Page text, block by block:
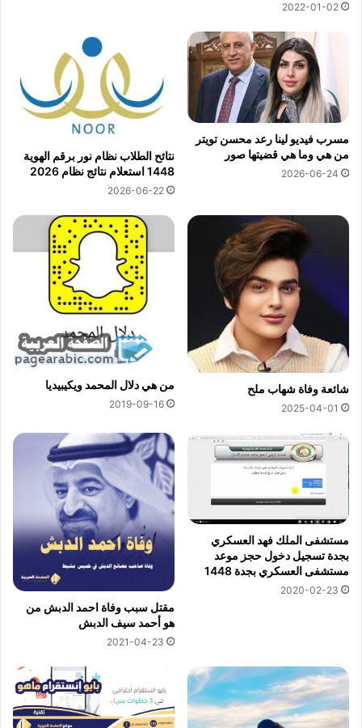
2022-01-02
مسرب فيديو لينا رعد محسن تويتر
من هي وما هي قضيتها صور
2026-06-24
نتائح الطلاب نظام نور برقم الهوية
1448 استعلام نتائج نظام 2026
2026-06-22
شائعة وفاة شهاب ملح
2025-04-01
من هي دلال المحمد ويكيبيديا
2019-09-16
مستشفى الملك فهد العسكري
بجدة تسجيل دخول حجز موعد
مستشفى العسكري بجدة 1448
2020-02-23
مقتل سبب وفاة احمد الدبش من
هو أحمد سيف الدبش
2021-04-23